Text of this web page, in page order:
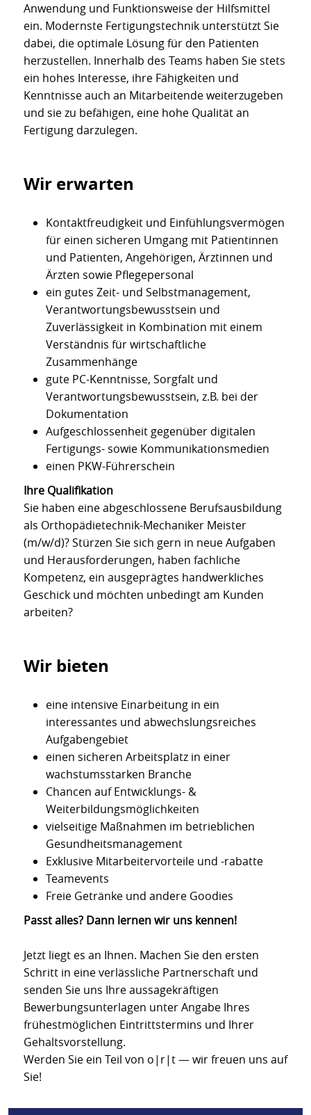
Anwendung und Funktionsweise der Hilfsmittel
ein. Modernste Fertigungstechnik unterstützt Sie
dabei, die optimale Lösung für den Patienten
herzustellen. Innerhalb des Teams haben Sie stets
ein hohes Interesse, ihre Fähigkeiten und
Kenntnisse auch an Mitarbeitende weiterzugeben
und sie zu befähigen, eine hohe Qualität an
Fertigung darzulegen.
Wir erwarten
Kontaktfreudigkeit und Einfühlungsvermögen
für einen sicheren Umgang mit Patientinnen
und Patienten, Angehörigen, Ärztinnen und
Ärzten sowie Pflegepersonal
ein gutes Zeit- und Selbstmanagement,
Verantwortungsbewusstsein und
Zuverlässigkeit in Kombination mit einem
Verständnis für wirtschaftliche
Zusammenhänge
gute PC-Kenntnisse, Sorgfalt und
Verantwortungsbewusstsein, z.B. bei der
Dokumentation
Aufgeschlossenheit gegenüber digitalen
Fertigungs- sowie Kommunikationsmedien
einen PKW-Führerschein
Ihre Qualifikation
Sie haben eine abgeschlossene Berufsausbildung
als Orthopädietechnik-Mechaniker Meister
(m/w/d)? Stürzen Sie sich gern in neue Aufgaben
und Herausforderungen, haben fachliche
Kompetenz, ein ausgeprägtes handwerkliches
Geschick und möchten unbedingt am Kunden
arbeiten?
Wir bieten
eine intensive Einarbeitung in ein
interessantes und abwechslungsreiches
Aufgabengebiet
einen sicheren Arbeitsplatz in einer
wachstumsstarken Branche
Chancen auf Entwicklungs- &
Weiterbildungsmöglichkeiten
vielseitige Maßnahmen im betrieblichen
Gesundheitsmanagement
Exklusive Mitarbeitervorteile und -rabatte
Teamevents
Freie Getränke und andere Goodies
Passt alles? Dann lernen wir uns kennen!
Jetzt liegt es an Ihnen. Machen Sie den ersten
Schritt in eine verlässliche Partnerschaft und
senden Sie uns Ihre aussagekräftigen
Bewerbungsunterlagen unter Angabe Ihres
frühestmöglichen Eintrittstermins und Ihrer
Gehaltsvorstellung.
Werden Sie ein Teil von o|r|t — wir freuen uns auf
Sie!